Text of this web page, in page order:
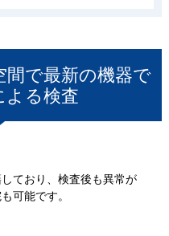
間で最新の機器で
よる検査
ており、検査後も異常が
可能です。